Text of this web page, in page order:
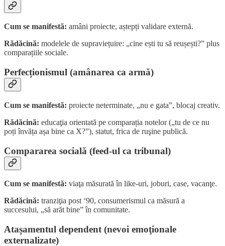
Cum se manifestă: amâni proiecte, aștepți validare externă.
Rădăcină: modelele de supraviețuire: „cine ești tu să reușești?” plus
comparațiile sociale.
Perfecționismul (amânarea ca armă)
Cum se manifestă: proiecte neterminate, „nu e gata”, blocaj creativ.
Rădăcină: educaţia orientată pe comparația notelor („tu de ce nu
poți învăța așa bine ca X?”), statut, frica de ruşine publică.
Compararea socială (feed-ul ca tribunal)
Cum se manifestă: viaţa măsurată în like-uri, joburi, case, vacanţe.
Rădăcină: tranziţia post ‘90, consumerismul ca măsură a
succesului, „să arăt bine” în comunitate.
Atașamentul dependent (nevoi emoţionale
externalizate)